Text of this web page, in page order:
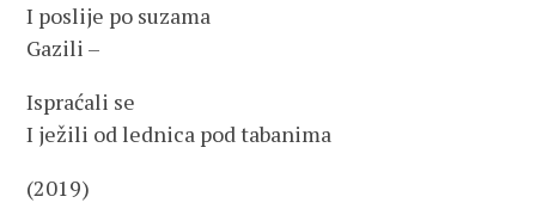
I poslije po suzama
Gazili –
Ispraćali se
I ježili od lednica pod tabanima
(2019)